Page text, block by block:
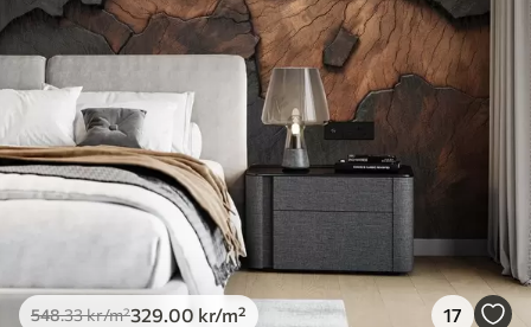
Premium
665.00 399
Premium vinyl
650.00390.00kr/m²
Peel and Stick
925.00555.00kr /m²
548.33kr/m²329 .00 kr/m² 17